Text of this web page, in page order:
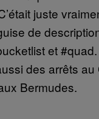
juste
de
et
des arrêts au
Bermudes.